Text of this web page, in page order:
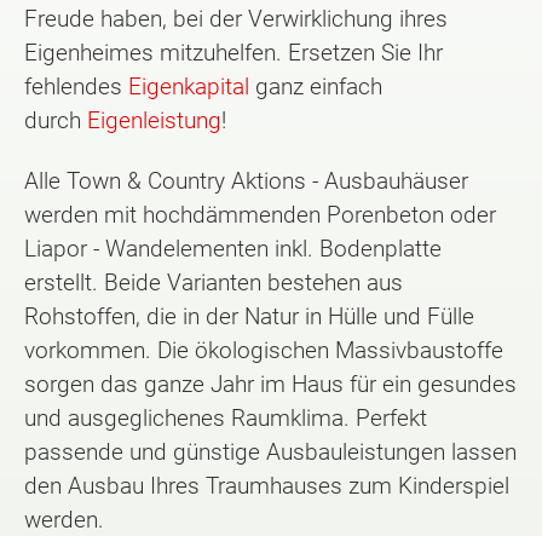
Freude haben, bei der Verwirklichung ihres
Eigenheimes mitzuhelfen. Ersetzen Sie Ihr
fehlendes Eigenkapital ganz einfach
durch Eigenleistung!
Alle Town & Country Aktions - Ausbauhäuser
werden mit hochdämmenden Porenbeton oder
Liapor - Wandelementen inkl. Bodenplatte
erstellt. Beide Varianten bestehen aus
Rohstoffen, die in der Natur in Hülle und Fülle
vorkommen. Die ökologischen Massivbaustoffe
sorgen das ganze Jahr im Haus für ein gesundes
und ausgeglichenes Raumklima. Perfekt
passende und günstige Ausbauleistungen lassen
den Ausbau Ihres Traumhauses zum Kinderspiel
werden.